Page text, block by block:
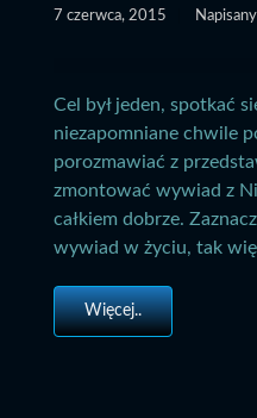
7 czerwca, 2015
Cel był jeden, spotkać
niezapomniane chwile
porozmawiać z
zmontować wywiad z
całkiem dobrze.
wywiad w życiu, tak
Więcej..